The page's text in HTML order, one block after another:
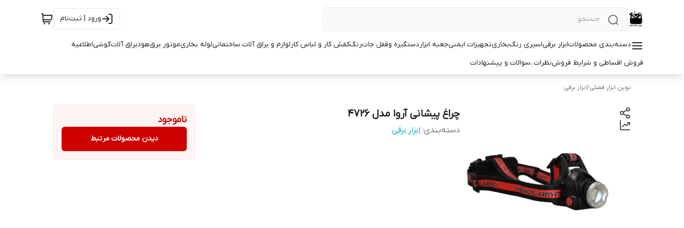
ورود | ثبت‌نام
دسته‌بندی محصولاتابزار برقیاسپری رنگبخاریتجهیزات ایمنیجعبه ابزاردستگیره وقفل جاترنگکفش کار و لباس کارلوازم و یراق آلات ساختمانیلوله بخاریموتور برقهودیراق آلاتگوشیاطلاعیه
فروش اقساطی و شرایط فروشنظرات ،سوالات و پیشنهادات
نوین ابزار فضلی/ابزار برقی
چراغ پیشانی آروا مدل ۴۷۲۶
دسته‌بندی: ابزار برقی
ناموجود
دیدن محصولات مرتبط